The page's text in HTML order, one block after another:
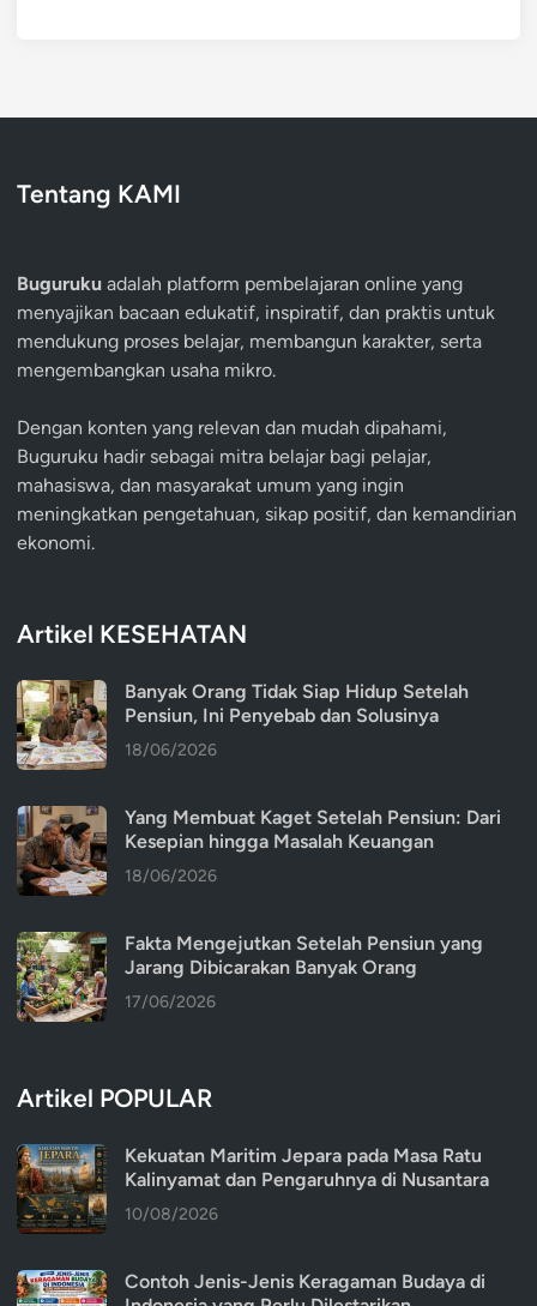
Tentang KAMI
Buguruku adalah platform pembelajaran online yang
menyajikan bacaan edukatif, inspiratif, dan praktis untuk
mendukung proses belajar, membangun karakter, serta
mengembangkan usaha mikro.
Dengan konten yang relevan dan mudah dipahami,
Buguruku hadir sebagai mitra belajar bagi pelajar,
mahasiswa, dan masyarakat umum yang ingin
meningkatkan pengetahuan, sikap positif, dan kemandirian
ekonomi.
Artikel KESEHATAN
Banyak Orang Tidak Siap Hidup Setelah
Pensiun, Ini Penyebab dan Solusinya
18/06/2026
Yang Membuat Kaget Setelah Pensiun: Dari
Kesepian hingga Masalah Keuangan
18/06/2026
Fakta Mengejutkan Setelah Pensiun yang
Jarang Dibicarakan Banyak Orang
17/06/2026
Artikel POPULAR
Kekuatan Maritim Jepara pada Masa Ratu
Kalinyamat dan Pengaruhnya di Nusantara
10/08/2026
Contoh Jenis-Jenis Keragaman Budaya di